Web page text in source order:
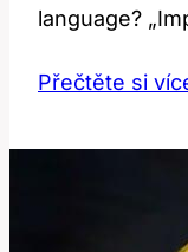
language?
Přečtěte si